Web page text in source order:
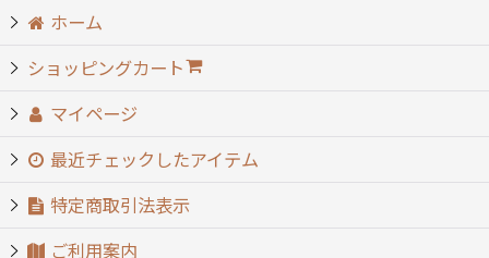
ホーム
ショッピングカート
マイページ
最近チェックしたアイテム
特定商取引法表示
ご利用案内